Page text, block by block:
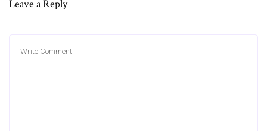
Leave a Reply